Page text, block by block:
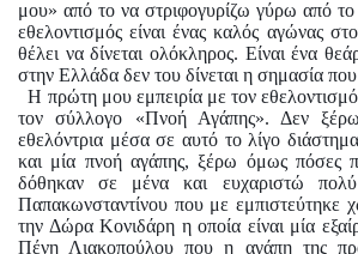
μου» από το να στριφογυρίζω γύρω από
εθελοντισμός είναι ένας καλός αγώνας
θέλει να δίνεται ολόκληρος. Είναι ένα
στην Ελλάδα δεν του δίνεται η σημασία που
Η πρώτη μου εμπειρία με τον
τον σύλλογο «Πνοή Αγάπης». Δεν
εθελόντρια μέσα σε αυτό το λίγο
και μία πνοή αγάπης, ξέρω όμως πόσες
δόθηκαν σε μένα και ευχαριστώ
Παπακωνσταντίνου που με εμπιστεύτηκε
την Δώρα Κονιδάρη η οποία είναι μία
Πένη Λιακοπούλου που η αγάπη της